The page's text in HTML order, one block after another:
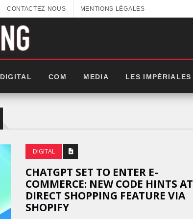
CONTACTEZ-NOUS MENTIONS LÉGALES
DIGITAL COM MEDIA LES IMPÉRIALES
DIGITAL
CHATGPT SET TO ENTER E-
COMMERCE: NEW CODE HINTS AT
DIRECT SHOPPING FEATURE VIA
SHOPIFY